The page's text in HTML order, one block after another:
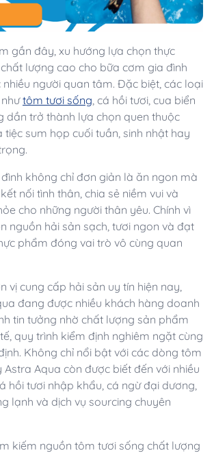
gần đây, xu hướng lựa chọn thực
lượng cao cho bữa cơm gia đình
người quan tâm. Đặc biệt, các loại
tôm tươi sống, cá hồi tươi, cua biển
dần trở thành lựa chọn quen thuộc
sum họp cuối tuần, sinh nhật hay
không chỉ đơn giản là ăn ngon mà
nối tình thân, chia sẻ niềm vui và
cho những người thân yêu. Chính vì
nguồn hải sản sạch, tươi ngon và đạt
phẩm đóng vai trò vô cùng quan
vị cung cấp hải sản uy tín hiện nay,
đang được nhiều khách hàng doanh
tin tưởng nhờ chất lượng sản phẩm
quy trình kiểm định nghiêm ngặt cùng
Không chỉ nổi bật với các dòng tôm
Aqua còn được biết đến với nhiều
hồi tươi nhập khẩu, cá ngừ đại dương,
lạnh và dịch vụ sourcing chuyên
kiếm nguồn tôm tươi sống chất lượng